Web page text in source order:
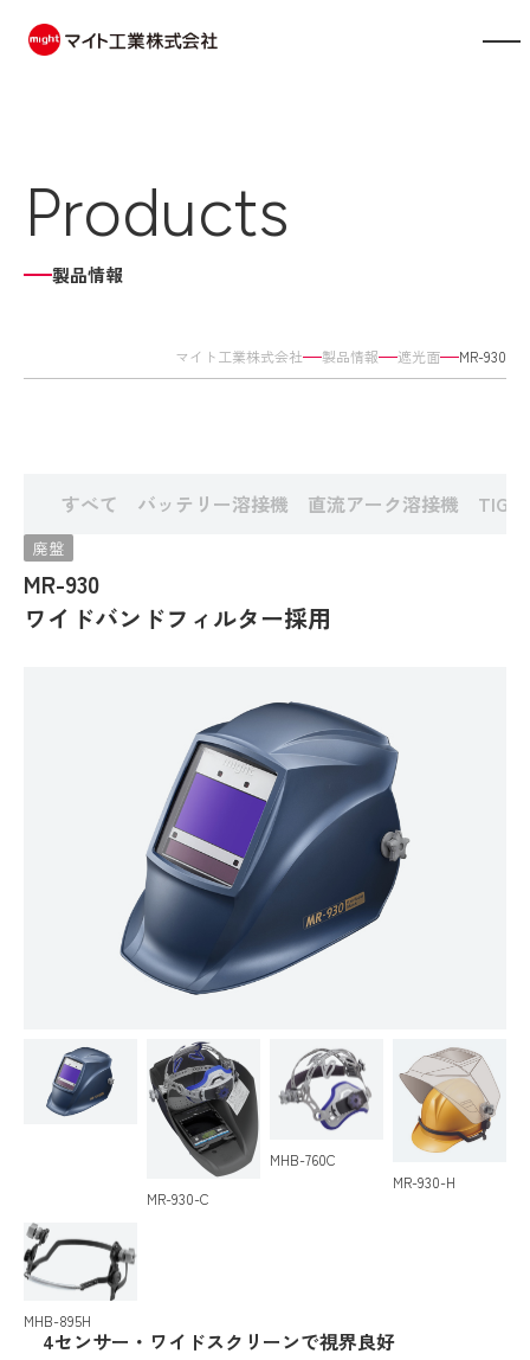
会社案内
事業内容
お知らせ
お問い合わせ
Products
製品情報
マイト工業株式会社 製品情報 遮光面 MR-930
すべて バッテリー溶接機 直流アーク溶接機 TIG
廃盤
MR-930
ワイドバンドフィルター採用
MR-930-C
MHB-760C
MR-930-H
MHB-895H
4センサー・ワイドスクリーンで視界良好